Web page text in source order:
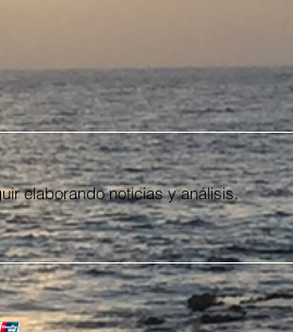
elaborando noticias y análisis.